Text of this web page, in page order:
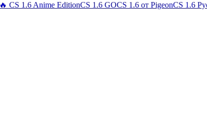
🔥 CS 1.6 Anime EditionCS 1.6 GOCS 1.6 от PigeonCS 1.6